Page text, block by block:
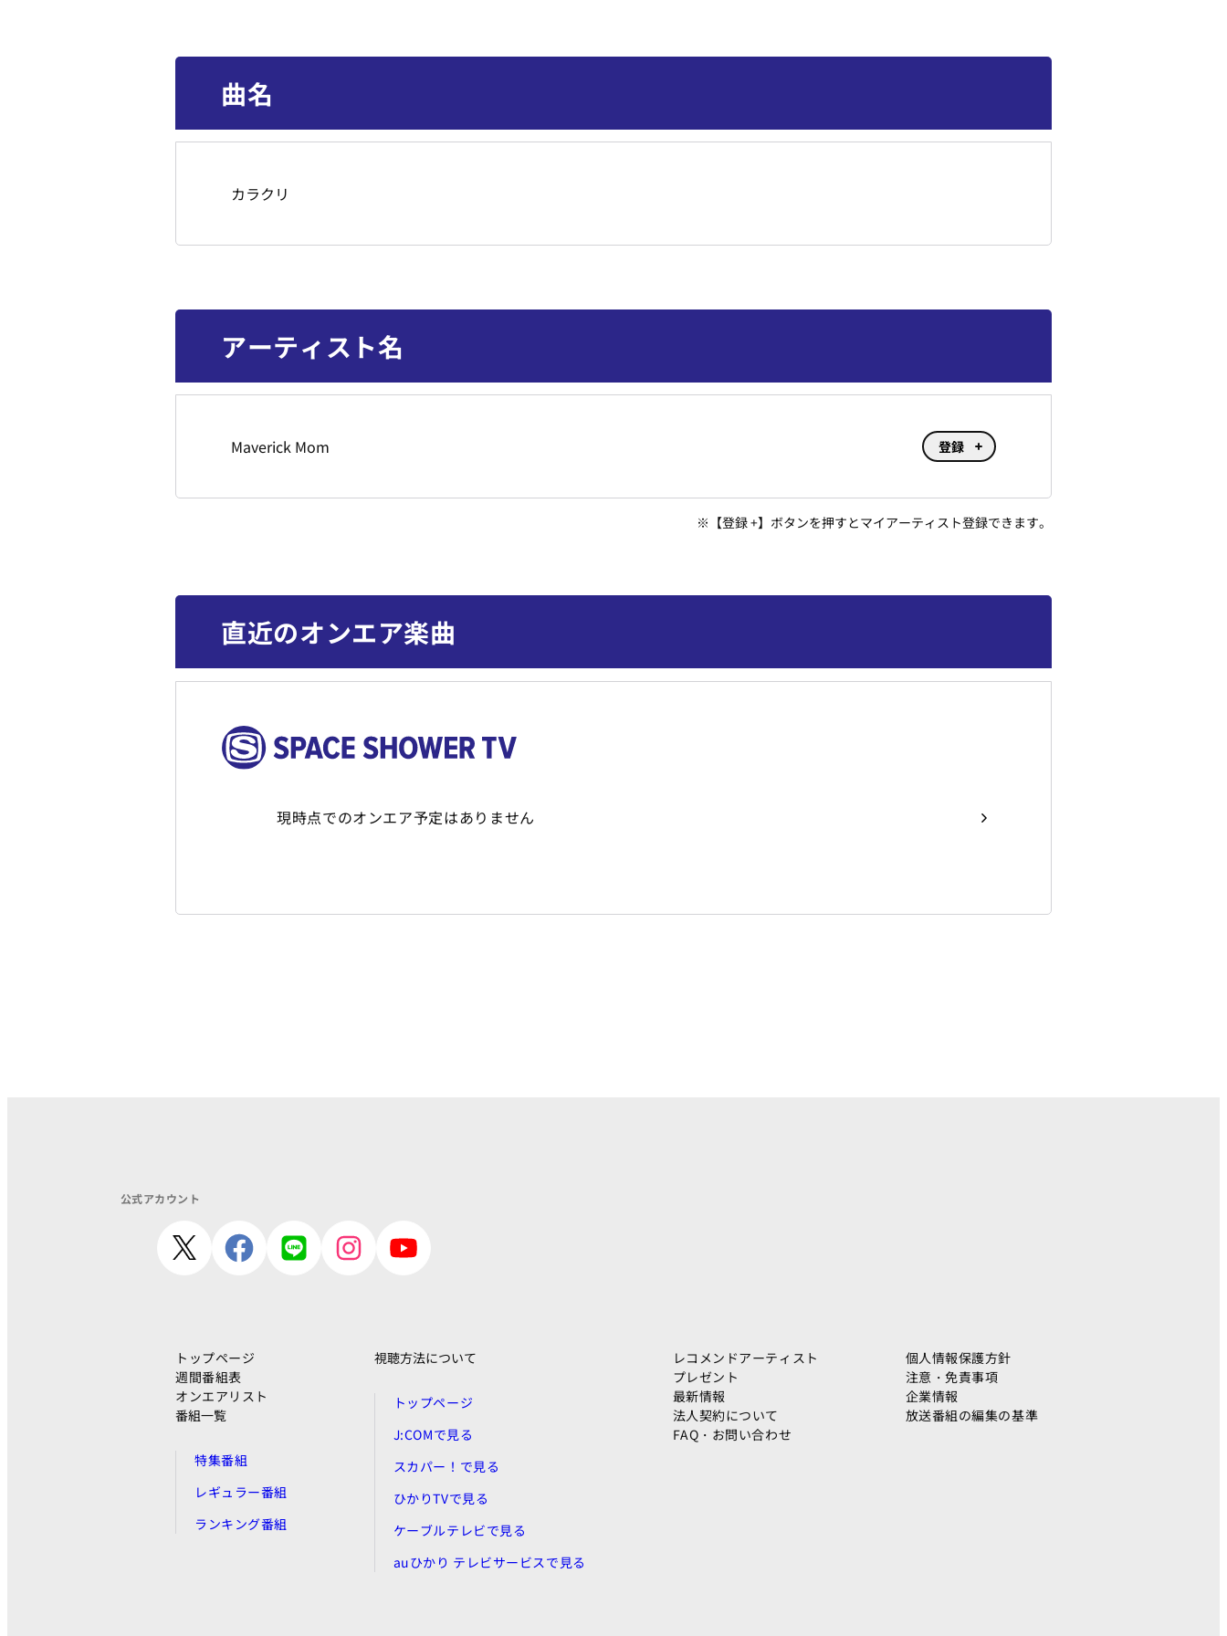
曲名
カラクリ
アーティスト名
Maverick Mom 登録
※ 【登録 +】ボタンを押すとマイアーティスト登録できます。
直近のオンエア楽曲
現時点でのオンエア予定はありません
公式アカウント
トップページ
週間番組表
オンエアリスト
番組一覧
特集番組
レギュラー番組
ランキング番組
視聴方法について
トップページ
J:COMで見る
スカパー！で見る
ひかりTVで見る
ケーブルテレビで見る
auひかり テレビサービスで見る
レコメンドアーティスト
プレゼント
最新情報
法人契約について
FAQ・お問い合わせ
個人情報保護方針
注意・免責事項
企業情報
放送番組の編集の基準